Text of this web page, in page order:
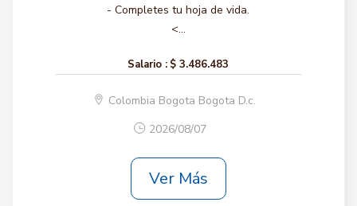
- Completes tu hoja de vida.
<...
Salario : $ 3.486.483
Colombia Bogota Bogota D.c.
2026/08/07
Ver Más